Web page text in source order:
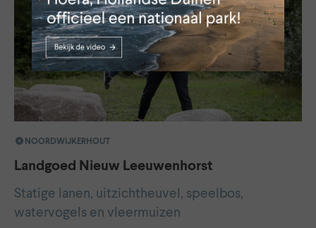
NOORDWIJKERHOUT
Landgoed Nieuw Leeuwenhorst
Statige lanen, uitzichtheuvel, speelbos,
watervogels en vleermuizen